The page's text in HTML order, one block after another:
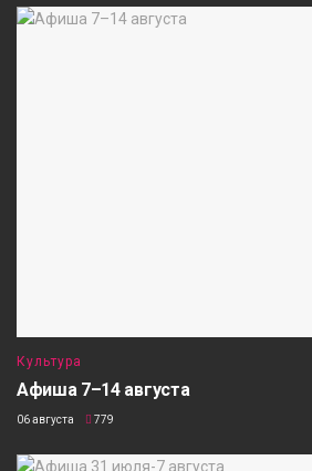
Культура
Афиша 7–14 августа
06 августа 779